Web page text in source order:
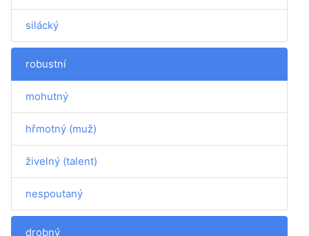
silácký
robustní
mohutný
hřmotný (muž)
živelný (talent)
nespoutaný
drobný